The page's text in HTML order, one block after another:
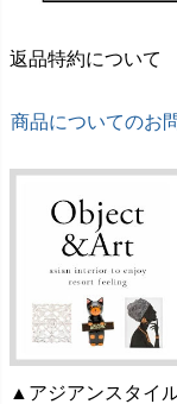
返品特約について
商品についてのお
▲アジアンスタイ